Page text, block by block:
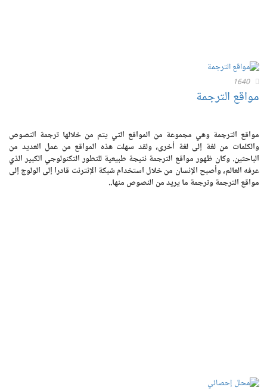
1640
مواقع الترجمة
مواقع الترجمة وهي مجموعة من المواقع التي يتم من خلالها ترجمة النصوص
والكلمات من لغة إلى لغة أخرى، ولقد سهلت هذه المواقع من عمل العديد من
الباحثين. وكان ظهور مواقع الترجمة نتيجة طبيعية للتطور التكنولوجي الكبير الذي
عرفه العالم، وأصبح الإنسان من خلال استخدام شبكة الإنترنت قادرا إلى الولوج إلى
مواقع الترجمة وترجمة ما يريد من النصوص منها..